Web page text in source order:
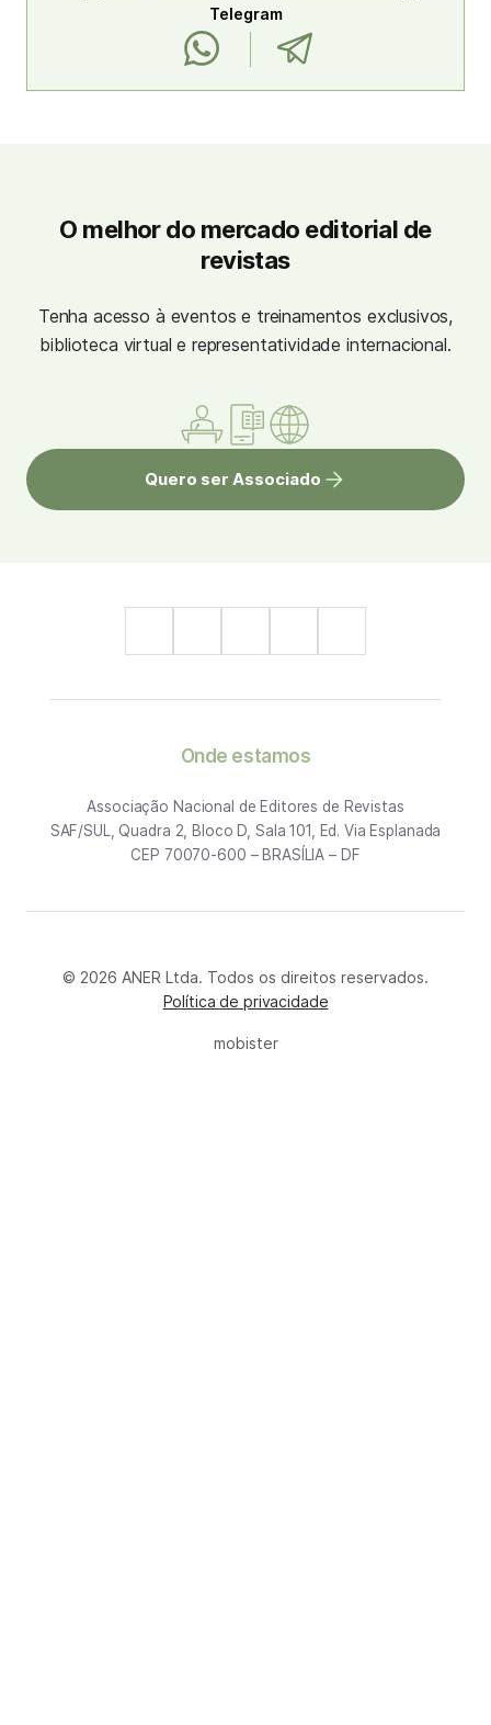
Telegram
O melhor do mercado editorial de
revistas
Tenha acesso à eventos e treinamentos exclusivos,
biblioteca virtual e representatividade internacional.
Quero ser Associado
Onde estamos
Associação Nacional de Editores de Revistas
SAF/SUL, Quadra 2, Bloco D, Sala 101, Ed. Via Esplanada
CEP 70070-600 – BRASÍLIA – DF
© 2026 ANER Ltda. Todos os direitos reservados.
Política de privacidade
mobister